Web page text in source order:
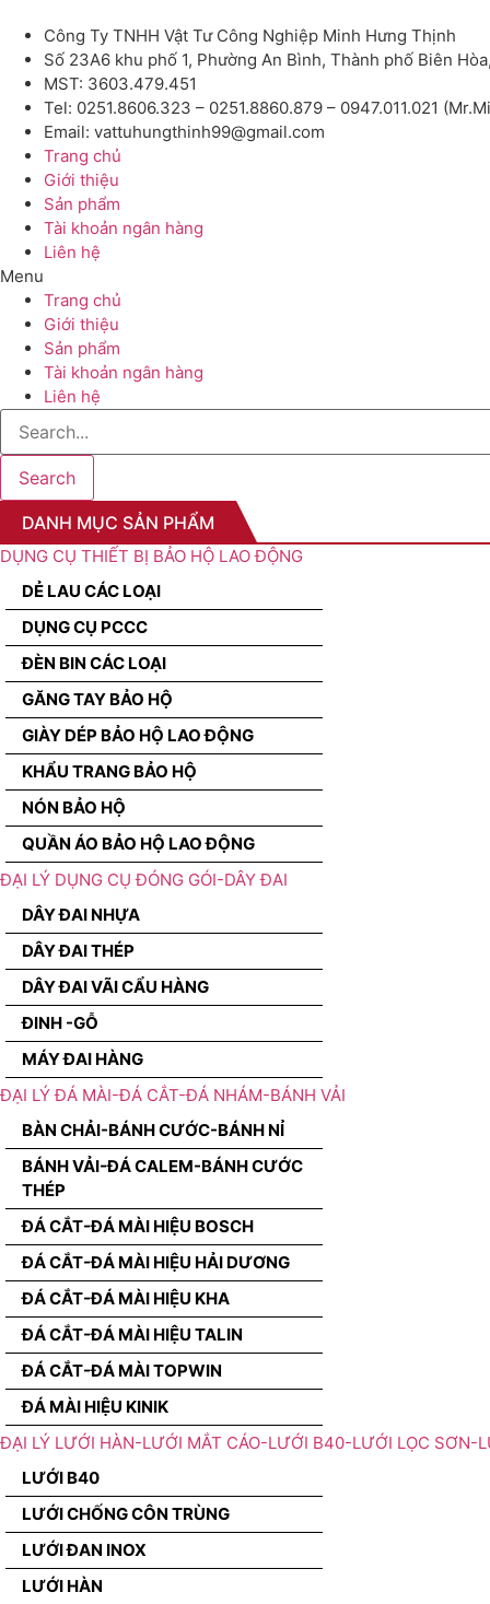
Công Ty TNHH Vật Tư Công Nghiệp Minh Hưng Thịnh
Số 23A6 khu phố 1, Phường An Bình, Thành phố Biên
MST: 3603.479.451
Tel: 0251.8606.323 – 0251.8860.879 – 0947.011.021
Email: vattuhungthinh99@gmail.com
Trang chủ
Giới thiệu
Sản phẩm
Tài khoản ngân hàng
Liên hệ
Menu
Trang chủ
Giới thiệu
Sản phẩm
Tài khoản ngân hàng
Liên hệ
Search
DANH MỤC SẢN PHẨM
DỤNG CỤ THIẾT BỊ BẢO HỘ LAO ĐỘNG
DẺ LAU CÁC LOẠI
DỤNG CỤ PCCC
ĐÈN BIN CÁC LOẠI
GĂNG TAY BẢO HỘ
GIÀY DÉP BẢO HỘ LAO ĐỘNG
KHẨU TRANG BẢO HỘ
NÓN BẢO HỘ
QUẦN ÁO BẢO HỘ LAO ĐỘNG
ĐẠI LÝ DỤNG CỤ ĐÓNG GÓI-DÂY ĐAI
DÂY ĐAI NHỰA
DÂY ĐAI THÉP
DÂY ĐAI VÃI CẨU HÀNG
ĐINH -GỖ
MÁY ĐAI HÀNG
ĐẠI LÝ ĐÁ MÀI-ĐÁ CẮT-ĐÁ NHÁM-BÁNH VẢI
BÀN CHẢI-BÁNH CƯỚC-BÁNH NỈ
BÁNH VẢI-ĐÁ CALEM-BÁNH CƯỚC
THÉP
ĐÁ CẮT-ĐÁ MÀI HIỆU BOSCH
ĐÁ CẮT-ĐÁ MÀI HIỆU HẢI DƯƠNG
ĐÁ CẮT-ĐÁ MÀI HIỆU KHA
ĐÁ CẮT-ĐÁ MÀI HIỆU TALIN
ĐÁ CẮT-ĐÁ MÀI TOPWIN
ĐÁ MÀI HIỆU KINIK
ĐẠI LÝ LƯỚI HÀN-LƯỚI MẮT CÁO-LƯỚI B40-LƯỚI LỌC SƠN-
LƯỚI B40
LƯỚI CHỐNG CÔN TRÙNG
LƯỚI ĐAN INOX
LƯỚI HÀN